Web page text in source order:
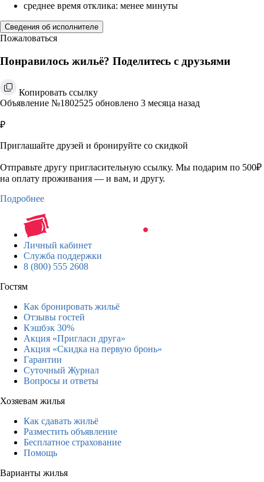
среднее время отклика: менее минуты
Сведения об исполнителе
Пожаловаться
Понравилось жильё? Поделитесь с друзьями
Копировать ссылку
Объявление №1802525 обновлено 3 месяца назад
₽
Приглашайте друзей и бронируйте со скидкой
Отправьте другу пригласительную ссылку. Мы подарим по 500₽
на оплату проживания — и вам, и другу.
Подробнее
Личный кабинет
Служба поддержки
8 (800) 555 2608
Гостям
Как бронировать жильё
Отзывы гостей
Кэшбэк 30%
Акция «Пригласи друга»
Акция «Скидка на первую бронь»
Гарантии
Суточный Журнал
Вопросы и ответы
Хозяевам жилья
Как сдавать жильё
Разместить объявление
Бесплатное страхование
Помощь
Варианты жилья